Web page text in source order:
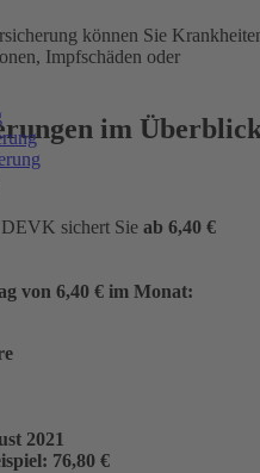
können Sie
Impfschäden oder
im
sichert Sie ab 6,40 €
von 6,40 € im Monat:
2021
76,80 €